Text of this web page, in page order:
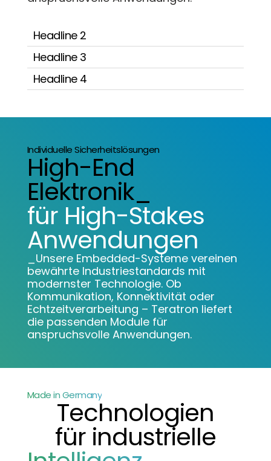
Headline 2
Headline 3
Headline 4
Individuelle Sicherheitslösungen
High-End
Elektronik_
für High-Stakes
Anwendungen
_Unsere Embedded-Systeme vereinen
bewährte Industriestandards mit
modernster Technologie. Ob
Kommunikation, Konnektivität oder
Echtzeitverarbeitung – Teratron liefert
die passenden Module für
anspruchsvolle Anwendungen.
Made in Germany
Technologien
für industrielle